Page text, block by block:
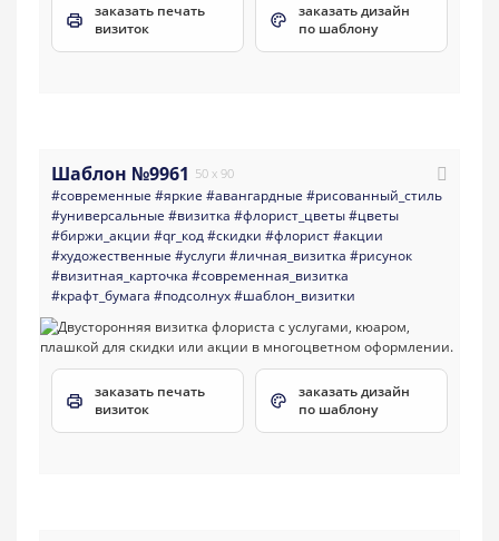
заказать печать
визиток
заказать дизайн
по шаблону
Шаблон №9961 50 x 90
#современные #яркие #авангардные #рисованный_стиль
#универсальные #визитка #флорист_цветы#цветы
#биржи_акции #qr_код#скидки #флорист#акции
#художественные #услуги #личная_визитка #рисунок
#визитная_карточка #современная_визитка
#крафт_бумага #подсолнух#шаблон_визитки
заказать печать
визиток
заказать дизайн
по шаблону